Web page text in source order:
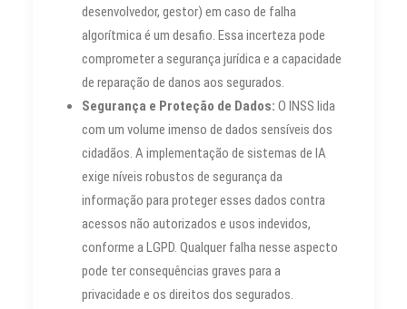
desenvolvedor, gestor) em caso de falha
algorítmica é um desafio. Essa incerteza pode
comprometer a segurança jurídica e a capacidade
de reparação de danos aos segurados.
Segurança e Proteção de Dados: O INSS lida
com um volume imenso de dados sensíveis dos
cidadãos. A implementação de sistemas de IA
exige níveis robustos de segurança da
informação para proteger esses dados contra
acessos não autorizados e usos indevidos,
conforme a LGPD. Qualquer falha nesse aspecto
pode ter consequências graves para a
privacidade e os direitos dos segurados.